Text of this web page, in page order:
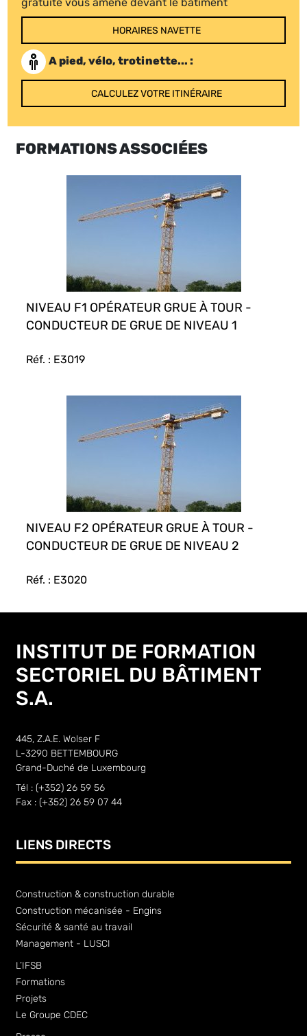
HORAIRES NAVETTE
A pied, vélo, trotinette... :
CALCULEZ VOTRE ITINÉRAIRE
FORMATIONS ASSOCIÉES
NIVEAU F1 OPÉRATEUR GRUE À TOUR -
CONDUCTEUR DE GRUE DE NIVEAU 1
Réf. : E3019
NIVEAU F2 OPÉRATEUR GRUE À TOUR -
CONDUCTEUR DE GRUE DE NIVEAU 2
Réf. : E3020
INSTITUT DE FORMATION
SECTORIEL DU BÂTIMENT
S.A.
445, Z.A.E. Wolser F
L-3290 BETTEMBOURG
Grand-Duché de Luxembourg
Tél : (+352) 26 59 56
Fax : (+352) 26 59 07 44
LIENS DIRECTS
Construction & construction durable
Construction mécanisée - Engins
Sécurité & santé au travail
Management - LUSCI
L’IFSB
Formations
Projets
Le Groupe CDEC